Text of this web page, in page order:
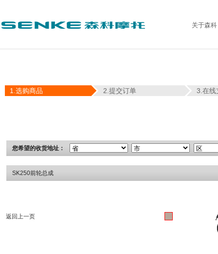
关于森科
1.选购商品 2.提交订单 3.在线
您希望的收货地址：
SK250前轮总成
返回上一页